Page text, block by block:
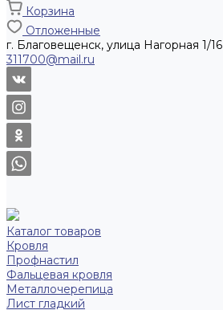
Корзина
Отложенные
г. Благовещенск, улица Нагорная 1/16
311700@mail.ru
Каталог товаров
Кровля
Профнастил
Фальцевая кровля
Металлочерепица
Лист гладкий